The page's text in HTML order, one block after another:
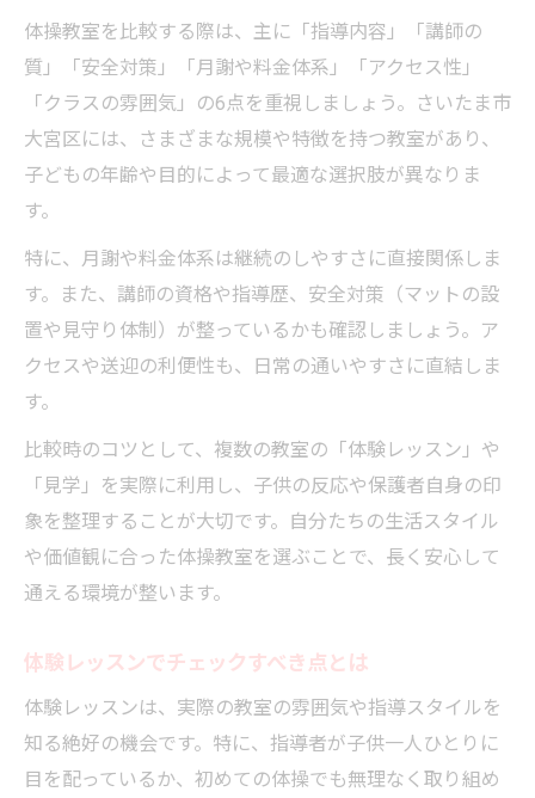
体操教室を比較する際は、主に「指導内容」「講師の
質」「安全対策」「月謝や料金体系」「アクセス性」
「クラスの雰囲気」の6点を重視しましょう。さいたま市
大宮区には、さまざまな規模や特徴を持つ教室があり、
子どもの年齢や目的によって最適な選択肢が異なりま
す。
特に、月謝や料金体系は継続のしやすさに直接関係しま
す。また、講師の資格や指導歴、安全対策（マットの設
置や見守り体制）が整っているかも確認しましょう。ア
クセスや送迎の利便性も、日常の通いやすさに直結しま
す。
比較時のコツとして、複数の教室の「体験レッスン」や
「見学」を実際に利用し、子供の反応や保護者自身の印
象を整理することが大切です。自分たちの生活スタイル
や価値観に合った体操教室を選ぶことで、長く安心して
通える環境が整います。
体験レッスンでチェックすべき点とは
体験レッスンは、実際の教室の雰囲気や指導スタイルを
知る絶好の機会です。特に、指導者が子供一人ひとりに
目を配っているか、初めての体操でも無理なく取り組め